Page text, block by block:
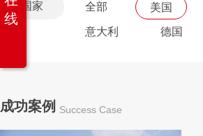
国家 全部 美国
意大利 德国
成功案例 Success Case
线